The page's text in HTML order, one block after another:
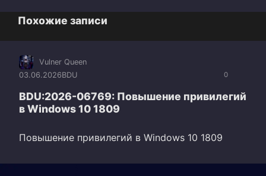
Похожие записи
0
Vulner Queen
03.06.2026BDU
BDU:2026-06769: Повышение привилегий
в Windows 10 1809
Повышение привилегий в Windows 10 1809